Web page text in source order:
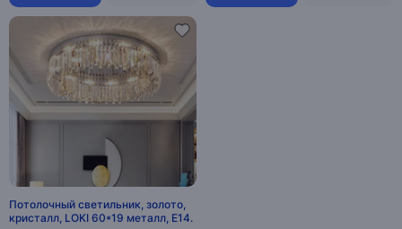
Потолочный светильник, золото,
кристалл, LOKI 60*19 металл, E14.